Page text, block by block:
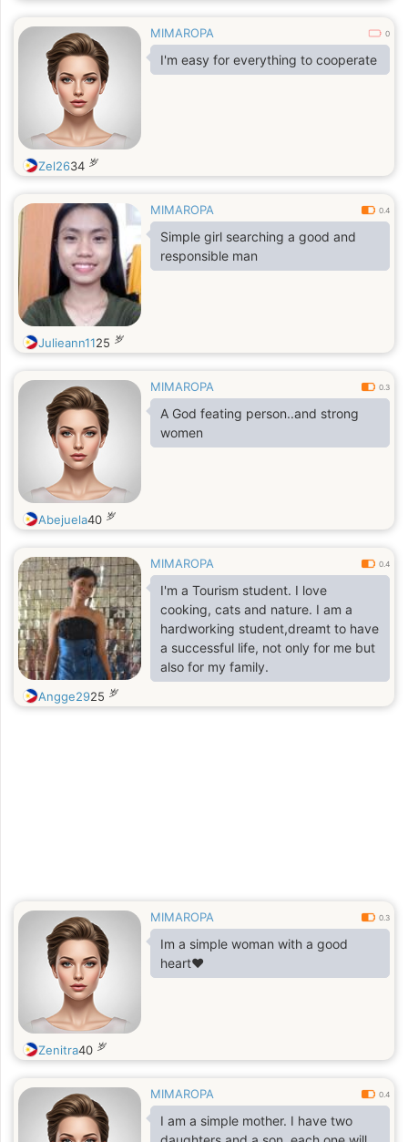
MIMAROPA 0
I'm easy for everything to cooperate
Zel2634 岁
MIMAROPA 0.4
Simple girl searching a good and
responsible man
Julieann1125 岁
MIMAROPA 0.3
A God feating person..and strong
women
Abejuela40 岁
MIMAROPA 0.4
I'm a Tourism student. I love
cooking, cats and nature. I am a
hardworking student,dreamt to have
a successful life, not only for me but
also for my family.
Angge2925 岁
MIMAROPA 0.3
Im a simple woman with a good
heart❤
Zenitra40 岁
MIMAROPA 0.4
I am a simple mother. I have two